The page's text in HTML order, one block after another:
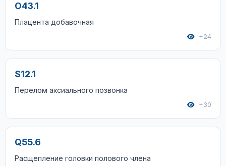
O43.1
Плацента добавочная
+24
S12.1
Перелом аксиального позвонка
+30
Q55.6
Расщепление головки полового члена